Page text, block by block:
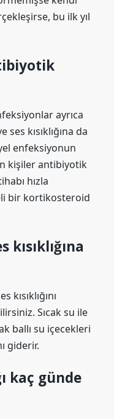
bu ilk yıl
ayrıca
kısıklığına da
enfeksiyonun
kişiler antibiyotik
hızla
bir kortikosteroid
Sıcak su ile
ballı su içecekleri
giderir.
kaç günde